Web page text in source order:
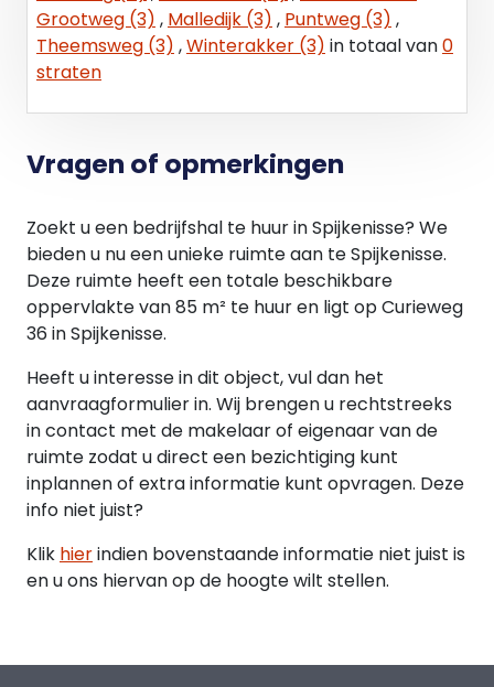
Grootweg (3) , Malledijk (3) , Puntweg (3) ,
Theemsweg (3) ,Winterakker (3) in totaal van0
straten
Vragen of opmerkingen
Zoekt u een bedrijfshal te huur in Spijkenisse? We
bieden u nu een unieke ruimte aan te Spijkenisse.
Deze ruimte heeft een totale beschikbare
oppervlakte van 85 m² te huur en ligt op Curieweg
36 in Spijkenisse.
Heeft u interesse in dit object, vul dan het
aanvraagformulier in. Wij brengen u rechtstreeks
in contact met de makelaar of eigenaar van de
ruimte zodat u direct een bezichtiging kunt
inplannen of extra informatie kunt opvragen. Deze
info niet juist?
Klik hierindien bovenstaande informatie niet juist is
en u ons hiervan op de hoogte wilt stellen.